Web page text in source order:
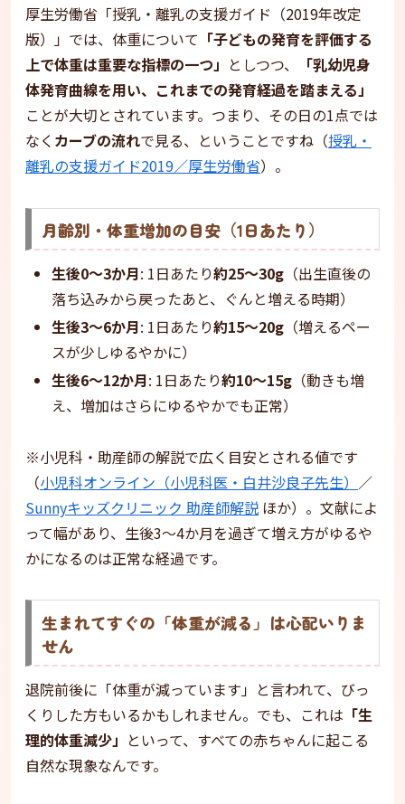
厚生労働省「授乳・離乳の支援ガイド（2019年改定
版）」では、体重について 「子どもの発育を評価する
上で体重は重要な指標の一つ」 としつつ、
「乳幼児身
体発育曲線を用い、これまでの発育経過を踏まえる」
ことが大切とされています。つまり、その日の1点では
なく カーブの流れで見る、ということですね（授乳・
離乳の支援ガイド2019／厚生労働省）。
月齢別・体重増加の目安（1日あたり）
生後0〜3か月: 1日あたり約25〜30g （出生直後の
落ち込みから戻ったあと、ぐんと増える時期）
生後3〜6か月: 1日あたり約15〜20g （増えるペー
スが少しゆるやかに）
生後6〜12か月: 1日あたり約10〜15g （動きも増
え、増加はさらにゆるやかでも正常）
※小児科・助産師の解説で広く目安とされる値です
（小児科オンライン（小児科医・白井沙良子先生） ／
Sunnyキッズクリニック 助産師解説 ほか）。文献によ
って幅があり、生後3〜4か月を過ぎて増え方がゆるや
かになるのは正常な経過です。
生まれてすぐの「体重が減る」は心配いりま
せん
退院前後に「体重が減っています」と言われて、びっ
くりした方もいるかもしれません。でも、これは 「生
理的体重減少」 といって、すべての赤ちゃんに起こる
自然な現象なんです。